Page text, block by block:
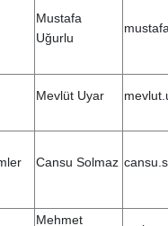
Mustafa
Uğurlu
Mevlüt Uyar
Cansu Solmaz
Mehmet